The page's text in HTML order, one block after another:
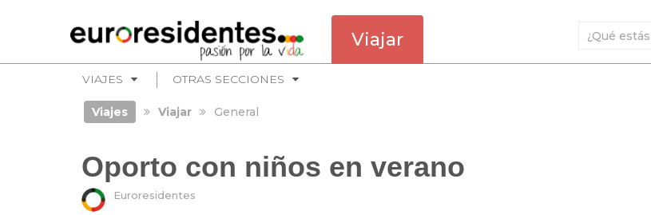
Viajar
VIAJES OTRAS SECCIONES
Viajes Viajar General
Oporto con niños en verano
Euroresidentes